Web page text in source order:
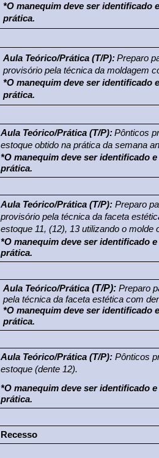
*O manequim deve ser identificado
prática.
Aula Teórico/Prática (T/P):Preparo
provisório pela técnica da moldagem
*O manequim deve ser identificado
prática.
Aula Teórico/Prática (T/P):Pônticos
estoque obtido na prática da semana
*O manequim deve ser identificado
prática.
Aula Teórico/Prática (T/P): Preparo
provisório pela técnica da faceta
estoque 11, (12), 13 utilizando o
*O manequim deve ser identificado
prática.
Aula Teórico/Prática (T/P): Preparo
pela técnica da faceta estética com
*O manequim deve ser identificado
prática.
Aula Teórico/Prática (T/P): Pônticos
estoque (dente 12).
*O manequim deve ser identificado
prática.
Recesso